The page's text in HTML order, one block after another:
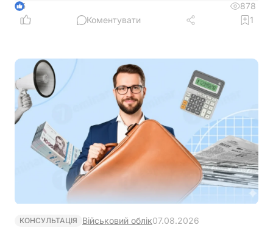
5
878
Коментувати
1
КОНСУЛЬТАЦІЯ Військовий облік07.08.2026